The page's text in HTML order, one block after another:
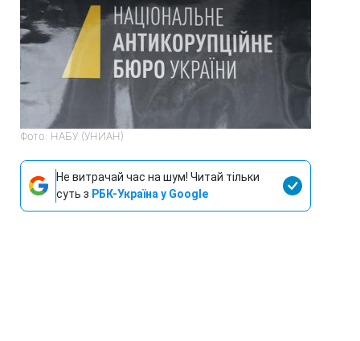
Фото: НАБУ (УНИАН)
Не витрачай час на шум! Читай тільки
суть з РБК-Україна у Google